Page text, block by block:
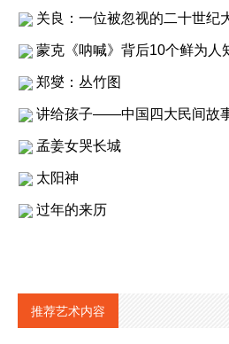
关良：一位被忽视的二十世纪
蒙克《呐喊》背后10个鲜为人
郑燮：丛竹图
讲给孩子——中国四大民间故
孟姜女哭长城
太阳神
过年的来历
推荐艺术内容